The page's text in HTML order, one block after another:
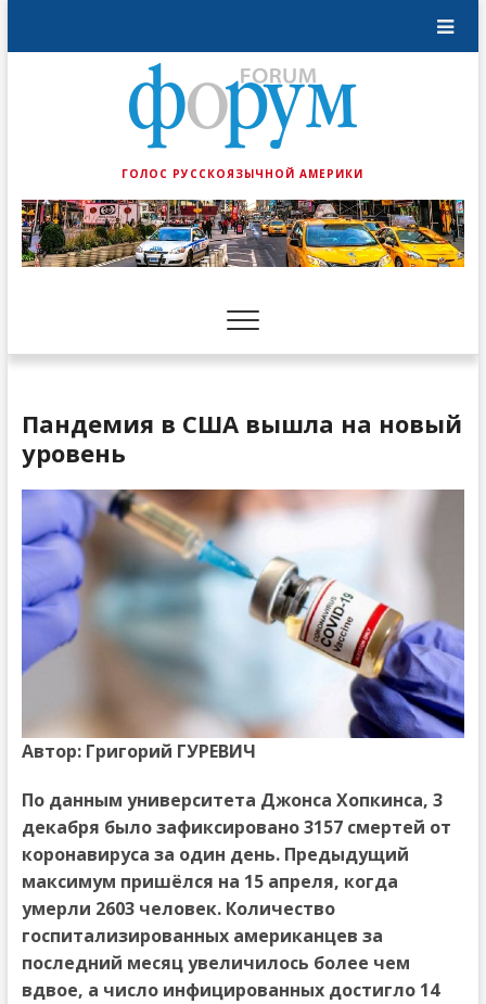
ГОЛОС РУССКОЯЗЫЧНОЙ АМЕРИКИ
Пандемия в США вышла на новый
уровень
Автор: Григорий ГУРЕВИЧ
По данным университета Джонса Хопкинса, 3
декабря было зафиксировано 3157 смертей от
коронавируса за один день. Предыдущий
максимум пришёлся на 15 апреля, когда
умерли 2603 человек. Количество
госпитализированных американцев за
последний месяц увеличилось более чем
вдвое, а число инфицированных достигло 14